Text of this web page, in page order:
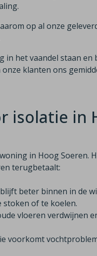
op al onze
in het vaandel staan en
klanten ons
isolatie in
in Hoog Soeren.
terugbetaalt:
beter binnen in de
of te koelen.
vloeren verdwijnen
voorkomt